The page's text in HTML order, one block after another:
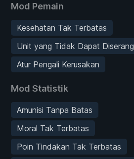
Mod Pemain
Kesehatan Tak Terbatas
Unit yang Tidak Dapat Diserang
Atur Pengali Kerusakan
Mod Statistik
Amunisi Tanpa Batas
Moral Tak Terbatas
Poin Tindakan Tak Terbatas